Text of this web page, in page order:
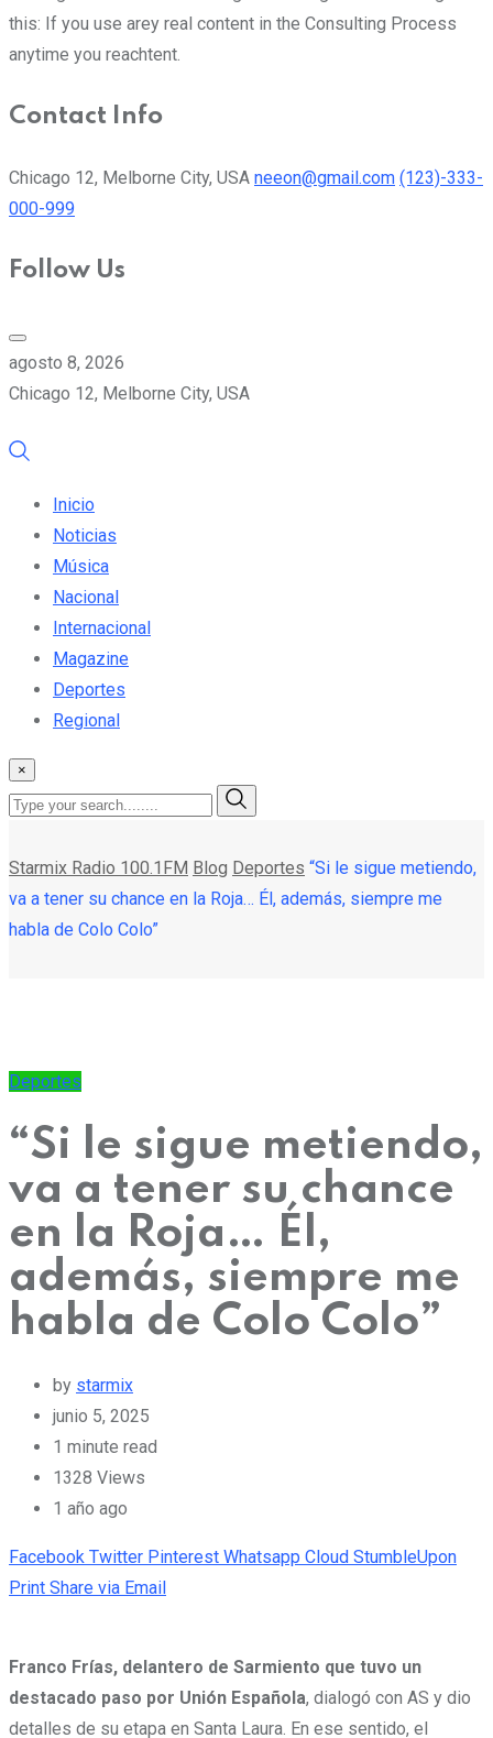
this: If you use arey real content in the Consulting Process
anytime you reachtent.
Contact Info
Chicago 12, Melborne City, USA neeon@gmail.com (123)-333-
000-999
Follow Us
agosto 8, 2026
Chicago 12, Melborne City, USA
Inicio
Noticias
Música
Nacional
Internacional
Magazine
Deportes
Regional
×
Starmix Radio 100.1FM Blog Deportes “Si le sigue metiendo,
va a tener su chance en la Roja… Él, además, siempre me
habla de Colo Colo”
Deportes
“Si le sigue metiendo,
va a tener su chance
en la Roja… Él,
además, siempre me
habla de Colo Colo”
by starmix
junio 5, 2025
1 minute read
1328 Views
1 año ago
Facebook Twitter Pinterest Whatsapp Cloud StumbleUpon
Print Share via Email
Franco Frías, delantero de Sarmiento que tuvo un
destacado paso por Unión Española, dialogó con AS y dio
detalles de su etapa en Santa Laura. En ese sentido, el